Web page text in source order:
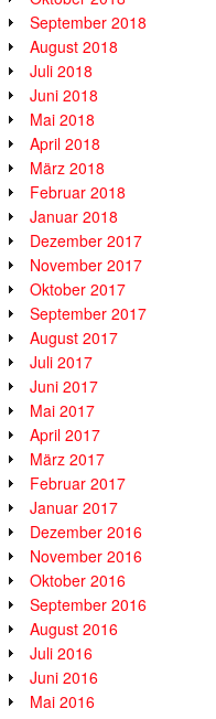
September 2018
August 2018
Juli 2018
Juni 2018
Mai 2018
April 2018
März 2018
Februar 2018
Januar 2018
Dezember 2017
November 2017
Oktober 2017
September 2017
August 2017
Juli 2017
Juni 2017
Mai 2017
April 2017
März 2017
Februar 2017
Januar 2017
Dezember 2016
November 2016
Oktober 2016
September 2016
August 2016
Juli 2016
Juni 2016
Mai 2016